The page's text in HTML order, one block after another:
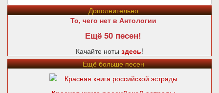
Дополнительно
То, чего нет в Антологии
Ещё 50 песен!
Качайте ноты здесь!
Ещё больше песен